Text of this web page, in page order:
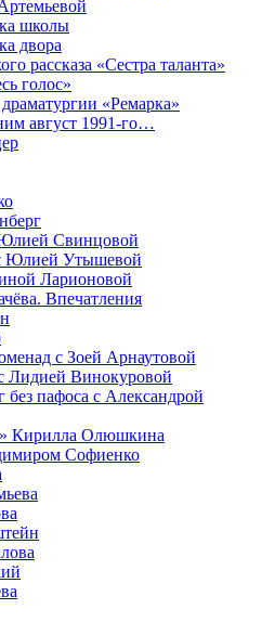
школы
двора
рассказа «Сестра таланта»
голос»
«Ремарка»
август 1991-го…
Свинцовой
Юлией Утышевой
Ларионовой
Впечатления
с Зоей Арнаутовой
Лидией Винокуровой
без пафоса с Александрой
Кирилла Олюшкина
Софиенко